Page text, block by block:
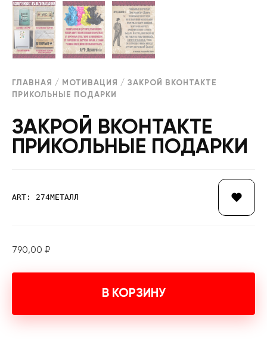
ГЛАВНАЯ / МОТИВАЦИЯ / ЗАКРОЙ ВКОНТАКТЕ
ПРИКОЛЬНЫЕ ПОДАРКИ
ЗАКРОЙ ВКОНТАКТЕ
ПРИКОЛЬНЫЕ ПОДАРКИ
ART: 274МЕТАЛЛ
790,00 ₽
В КОРЗИНУ